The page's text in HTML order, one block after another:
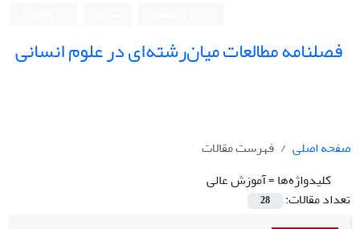
فصلنامه مطالعات میان‌رشته‌ای در علوم انسانی
صفحه اصلی
فهرست مقالات
کلیدواژه‌ها =آموزش عالی
تعداد مقالات:
28